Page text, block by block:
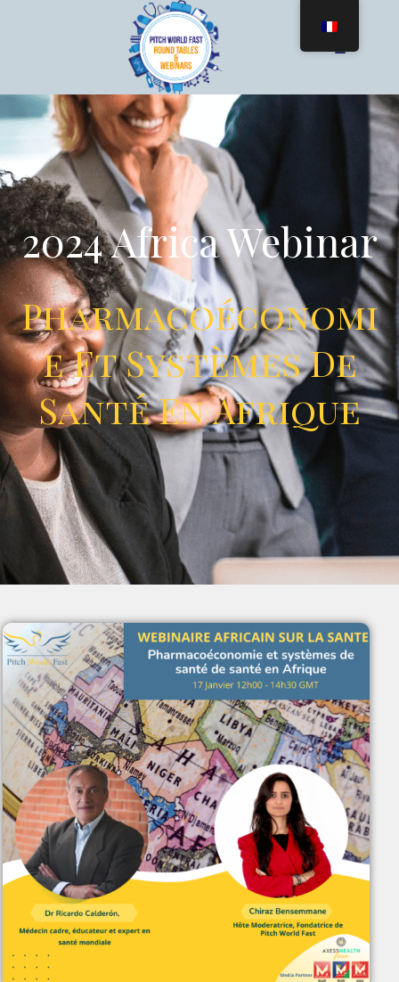
2024 Africa Webinar
Pharmacoéconomi
E Et Systèmes De
Santé En Afrique